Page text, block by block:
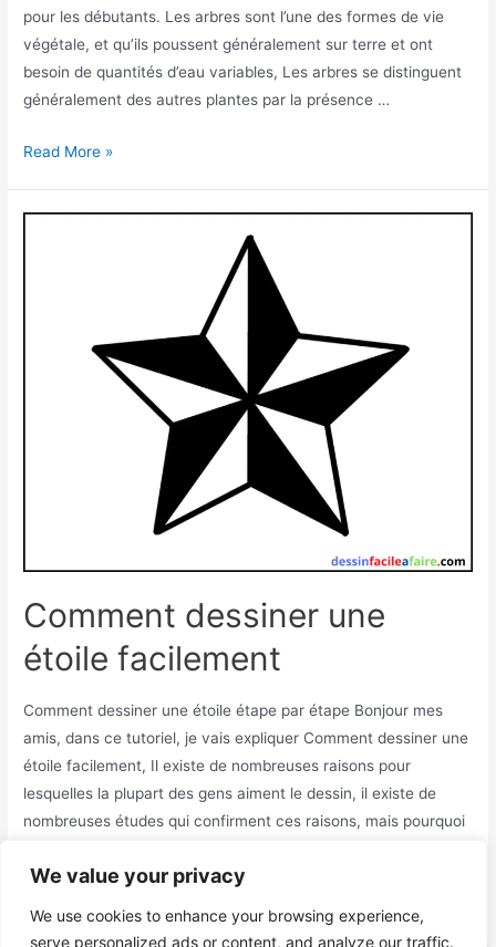
We value your privacy
We use cookies to enhance your browsing experience,
serve personalized ads or content, and analyze our traffic.
pour les débutants. Les arbres sont l’une des formes de vie
végétale, et qu’ils poussent généralement sur terre et ont
besoin de quantités d’eau variables, Les arbres se distinguent
généralement des autres plantes par la présence …
Comment
Read More »
Comment dessiner une
étoile facilement
Comment dessiner une étoile étape par étape Bonjour mes
amis, dans ce tutoriel, je vais expliquer Comment dessiner une
étoile facilement, Il existe de nombreuses raisons pour
lesquelles la plupart des gens aiment le dessin, il existe de
nombreuses études qui confirment ces raisons, mais pourquoi
dessiner